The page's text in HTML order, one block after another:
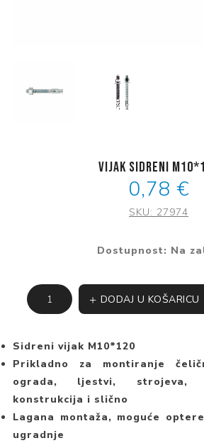
Vijak sidreni
0,78 €
SKU: 27974
Dostupnost: Na
DODAJ U KOŠARICU
Sidreni vijak M10*120
Prikladno za montiranje
ograda, ljestvi, strojeva,
konstrukcija i slično
Lagana montaža, moguće
ugradnje